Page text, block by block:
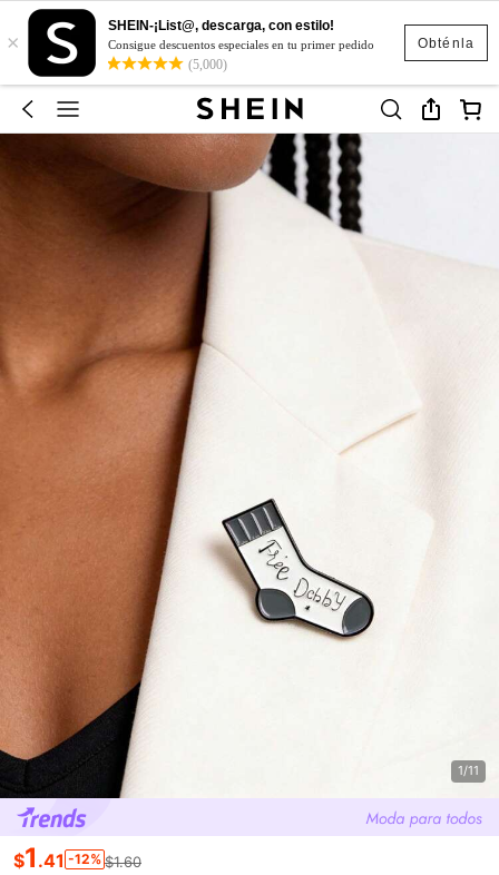
Obténla
×
SHEIN-¡List@, descarga, con estilo!
Consigue descuentos especiales en tu primer pedido
(5,000)
1/11
$1 .41 -12% $1.60